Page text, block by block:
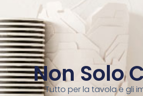
Non Solo
Tutto per la tavola e gli